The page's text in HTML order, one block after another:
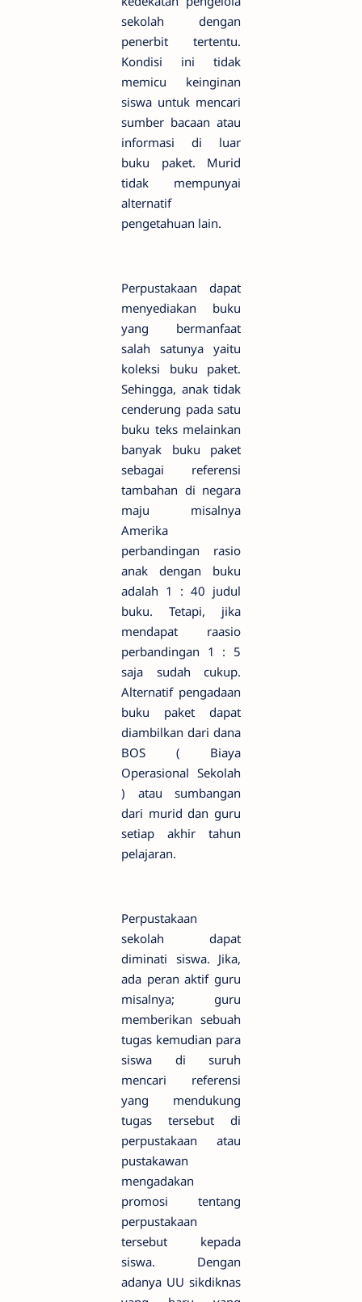
sekolah dengan
penerbit tertentu.
Kondisi ini tidak
memicu keinginan
siswa untuk mencari
sumber bacaan atau
informasi di luar
buku paket. Murid
tidak mempunyai
alternatif
pengetahuan lain.
Perpustakaan dapat
menyediakan buku
yang bermanfaat
salah satunya yaitu
koleksi buku paket.
Sehingga, anak tidak
cenderung pada satu
buku teks melainkan
banyak buku paket
sebagai referensi
tambahan di negara
maju misalnya
Amerika
perbandingan rasio
anak dengan buku
adalah 1 : 40 judul
buku. Tetapi, jika
mendapat raasio
perbandingan 1 : 5
saja sudah cukup.
Alternatif pengadaan
buku paket dapat
diambilkan dari dana
BOS ( Biaya
Operasional Sekolah
) atau sumbangan
dari murid dan guru
setiap akhir tahun
pelajaran.
Perpustakaan
sekolah dapat
diminati siswa. Jika,
ada peran aktif guru
misalnya; guru
memberikan sebuah
tugas kemudian para
siswa di suruh
mencari referensi
yang mendukung
tugas tersebut di
perpustakaan atau
pustakawan
mengadakan
promosi tentang
perpustakaan
tersebut kepada
siswa. Dengan
adanya UU sikdiknas